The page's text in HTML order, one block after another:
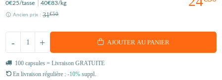
0€25/tasse 40€83/kg
Ancien prix : 31€50
+
- AJOUTER AU PANIER
100 capsules = Livraison GRATUITE
En livraison régulière : -10% suppl.